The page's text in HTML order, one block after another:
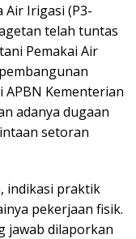
Air Irigasi (P3-
telah tuntas
Pemakai Air
Kementerian
adanya dugaan
setoran
indikasi praktik
pekerjaan fisik.
jawab dilaporkan